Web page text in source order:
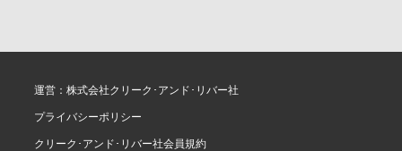
運営：株式会社クリーク･アンド･リバー社
プライバシーポリシー
クリーク･アンド･リバー社会員規約